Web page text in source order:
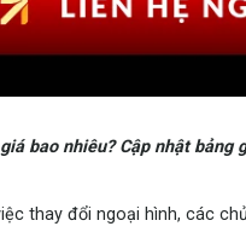
bao nhiêu?Cập nhật bảng
thay đổi ngoại hình, các